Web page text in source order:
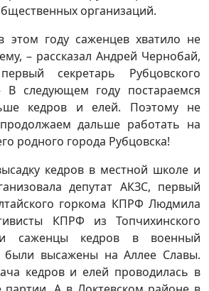
организаций.
году саженцев хватило не
– рассказал Андрей Чернобай,
секретарь Рубцовского
следующем году постараемся
кедров и елей. Поэтому не
дальше работать на
родного города Рубцовска!
кедров в местной школе и
депутат АКЗС, первый
горкома КПРФ Людмила
КПРФ из Топчихинского
саженцы кедров в военный
были высажены на Аллее Славы.
кедров и елей проводилась в